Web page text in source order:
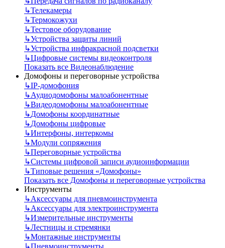
↳Телекамеры
↳Термокожухи
↳Тестовое оборудование
↳Устройства защиты линий
↳Устройства инфракрасной подсветки
↳Цифровые системы видеоконтроля
Показать все Видеонаблюдение
Домофоны и переговорные устройства
↳IP-домофония
↳Аудиодомофоны малоабонентные
↳Видеодомофоны малоабонентные
↳Домофоны координатные
↳Домофоны цифровые
↳Интерфоны, интеркомы
↳Модули сопряжения
↳Переговорные устройства
↳Системы цифровой записи аудиоинформации
↳Типовые решения «Домофоны»
Показать все Домофоны и переговорные устройства
Инструменты
↳Аксессуары для пневмоинструмента
↳Аксессуары для электроинструмента
↳Измерительные инструменты
↳Лестницы и стремянки
↳Монтажные инструменты
↳Пневмоинструменты